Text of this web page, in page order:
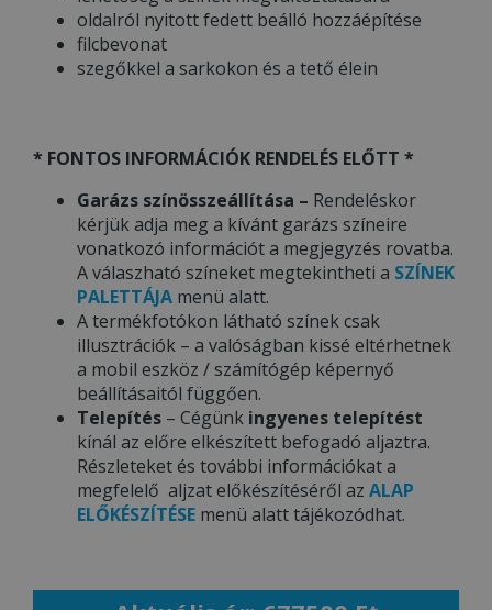
oldalról nyitott fedett beálló hozzáépítése
filcbevonat
szegőkkel a sarkokon és a tető élein
* FONTOS INFORMÁCIÓK RENDELÉS ELŐTT *
Garázs színösszeállítása – Rendeléskor
kérjük adja meg a kívánt garázs színeire
vonatkozó információt a megjegyzés rovatba.
A válaszható színeket megtekintheti a SZÍNEK
PALETTÁJA menü alatt.
A termékfotókon látható színek csak
illusztrációk – a valóságban kissé eltérhetnek
a mobil eszköz / számítógép képernyő
beállításaitól függően.
Telepítés – Cégünk ingyenes telepítést
kínál az előre elkészített befogadó aljaztra.
Részleteket és további információkat a
megfelelő aljzat előkészítéséről az ALAP
ELŐKÉSZÍTÉSE menü alatt tájékozódhat.